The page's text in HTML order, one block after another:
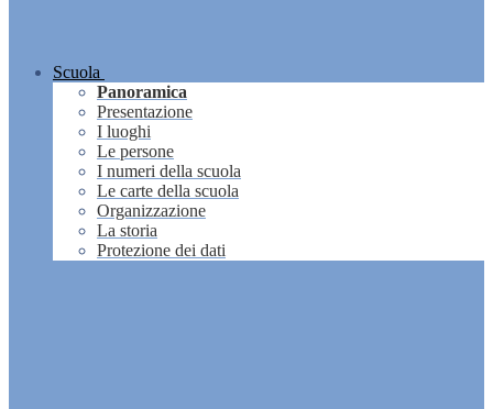
Scuola
Panoramica
Presentazione
I luoghi
Le persone
I numeri della scuola
Le carte della scuola
Organizzazione
La storia
Protezione dei dati